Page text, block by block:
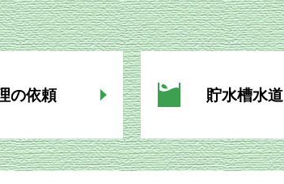
の依頼 貯水槽水道